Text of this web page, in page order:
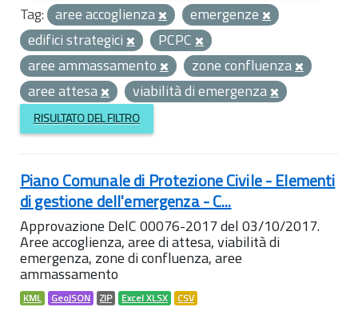
Tag: aree accoglienza
emergenze
edifici strategici
PCPC
aree ammassamento
zone confluenza
aree attesa
viabilità di emergenza
RISULTATO DEL FILTRO
Piano Comunale di Protezione Civile - Elementi
di gestione dell'emergenza - C...
Approvazione DelC 00076-2017 del 03/10/2017.
Aree accoglienza, aree di attesa, viabilità di
emergenza, zone di confluenza, aree
ammassamento
KML GeoJSON ZIP Excel XLSX CSV